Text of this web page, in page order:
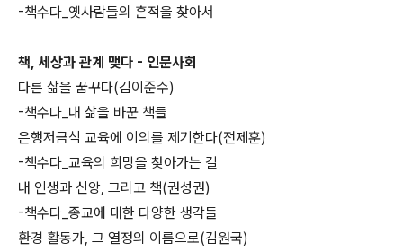
-책수다_옛사람들의 흔적을 찾아서
책, 세상과 관계 맺다 - 인문사회
다른 삶을 꿈꾸다(김이준수)
-책수다_내 삶을 바꾼 책들
은행저금식 교육에 이의를 제기한다(전제훈)
-책수다_교육의 희망을 찾아가는 길
내 인생과 신앙, 그리고 책(권성권)
-책수다_종교에 대한 다양한 생각들
환경 활동가, 그 열정의 이름으로(김원국)